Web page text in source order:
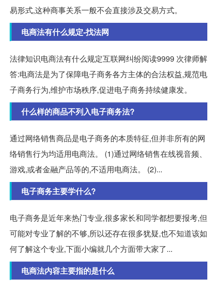
易形式,这种商事关系一般不会直接涉及交易方式。
电商法有什么规定-找法网
法律知识电商法有什么规定互联网纠纷阅读9999 次律师解
答:电商法是为了保障电子商务各方主体的合法权益,规范电
子商务行为,维护市场秩序,促进电子商务持续健康发。
什么样的商品不列入电子商务法?
通过网络销售商品是电子商务的本质特征,但并非所有的网
络销售行为均适用电商法。 (1)通过网络销售在线视音频、
游戏,或者金融产品等的,不适用电商法。 (2)...
电子商务主要学什么?
电子商务是近年来热门专业,很多家长和同学都想要报考,但
可能对专业了解的不够,所以还存在很多犹疑,也不知道该如
何了解这个专业,下面小编就几个方面带大家了...
电商法内容主要指的是什么